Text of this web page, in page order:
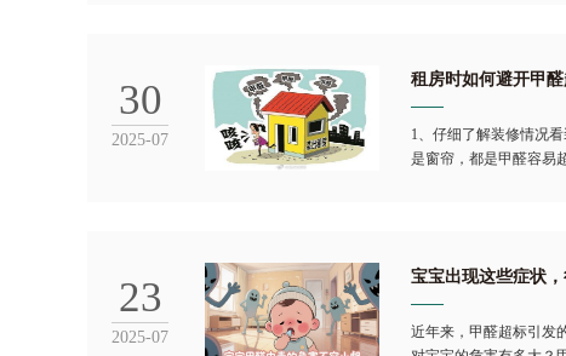
30
2025-07
租房时如何避开甲
1、仔细了解装修情况
是窗帘，都是甲醛容易
23
2025-07
宝宝出现这些症状
近年来，甲醛超标引发